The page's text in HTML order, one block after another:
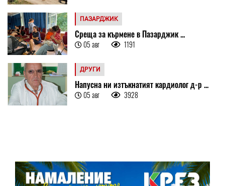
ПАЗАРДЖИК
Среща за кърмене в Пазарджик ...
05 авг 1191
ДРУГИ
Напусна ни изтъкнатият кардиолог д-р ...
05 авг 3928